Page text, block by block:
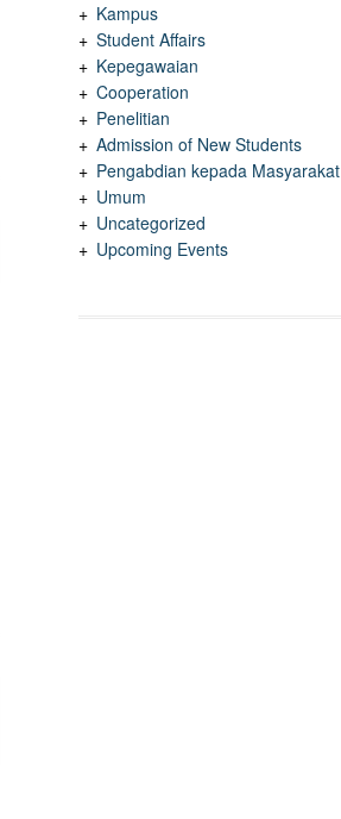
Kampus
Student Affairs
Kepegawaian
Cooperation
Penelitian
Admission of New Students
Pengabdian kepada Masyarakat
Umum
Uncategorized
Upcoming Events